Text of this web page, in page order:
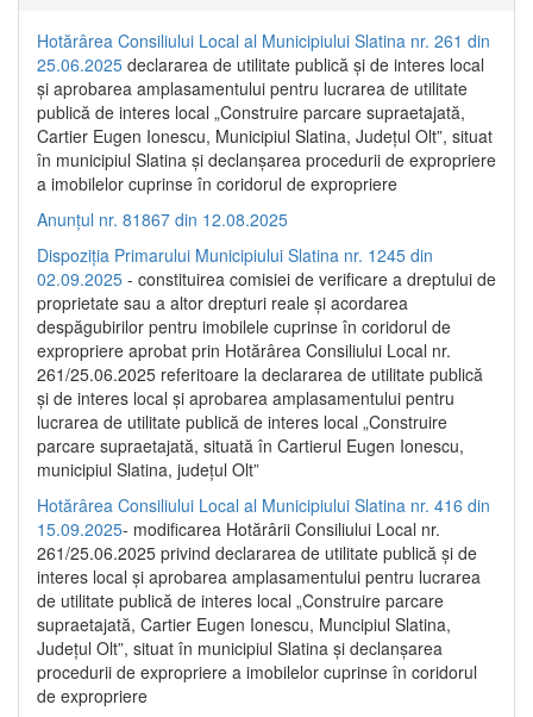
Hotărârea Consiliului Local al Municipiului Slatina nr. 261 din
25.06.2025 declararea de utilitate publică și de interes local
și aprobarea amplasamentului pentru lucrarea de utilitate
publică de interes local „Construire parcare supraetajată,
Cartier Eugen Ionescu, Municipiul Slatina, Județul Olt”, situat
în municipiul Slatina și declanșarea procedurii de expropriere
a imobilelor cuprinse în coridorul de expropriere
Anunțul nr. 81867 din 12.08.2025
Dispoziția Primarului Municipiului Slatina nr. 1245 din
02.09.2025 - constituirea comisiei de verificare a dreptului de
proprietate sau a altor drepturi reale și acordarea
despăgubirilor pentru imobilele cuprinse în coridorul de
expropriere aprobat prin Hotărârea Consiliului Local nr.
261/25.06.2025 referitoare la declararea de utilitate publică
și de interes local și aprobarea amplasamentului pentru
lucrarea de utilitate publică de interes local „Construire
parcare supraetajată, situată în Cartierul Eugen Ionescu,
municipiul Slatina, județul Olt”
Hotărârea Consiliului Local al Municipiului Slatina nr. 416 din
15.09.2025- modificarea Hotărârii Consiliului Local nr.
261/25.06.2025 privind declararea de utilitate publică și de
interes local și aprobarea amplasamentului pentru lucrarea
de utilitate publică de interes local „Construire parcare
supraetajată, Cartier Eugen Ionescu, Muncipiul Slatina,
Județul Olt”, situat în municipiul Slatina și declanșarea
procedurii de expropriere a imobilelor cuprinse în coridorul
de expropriere